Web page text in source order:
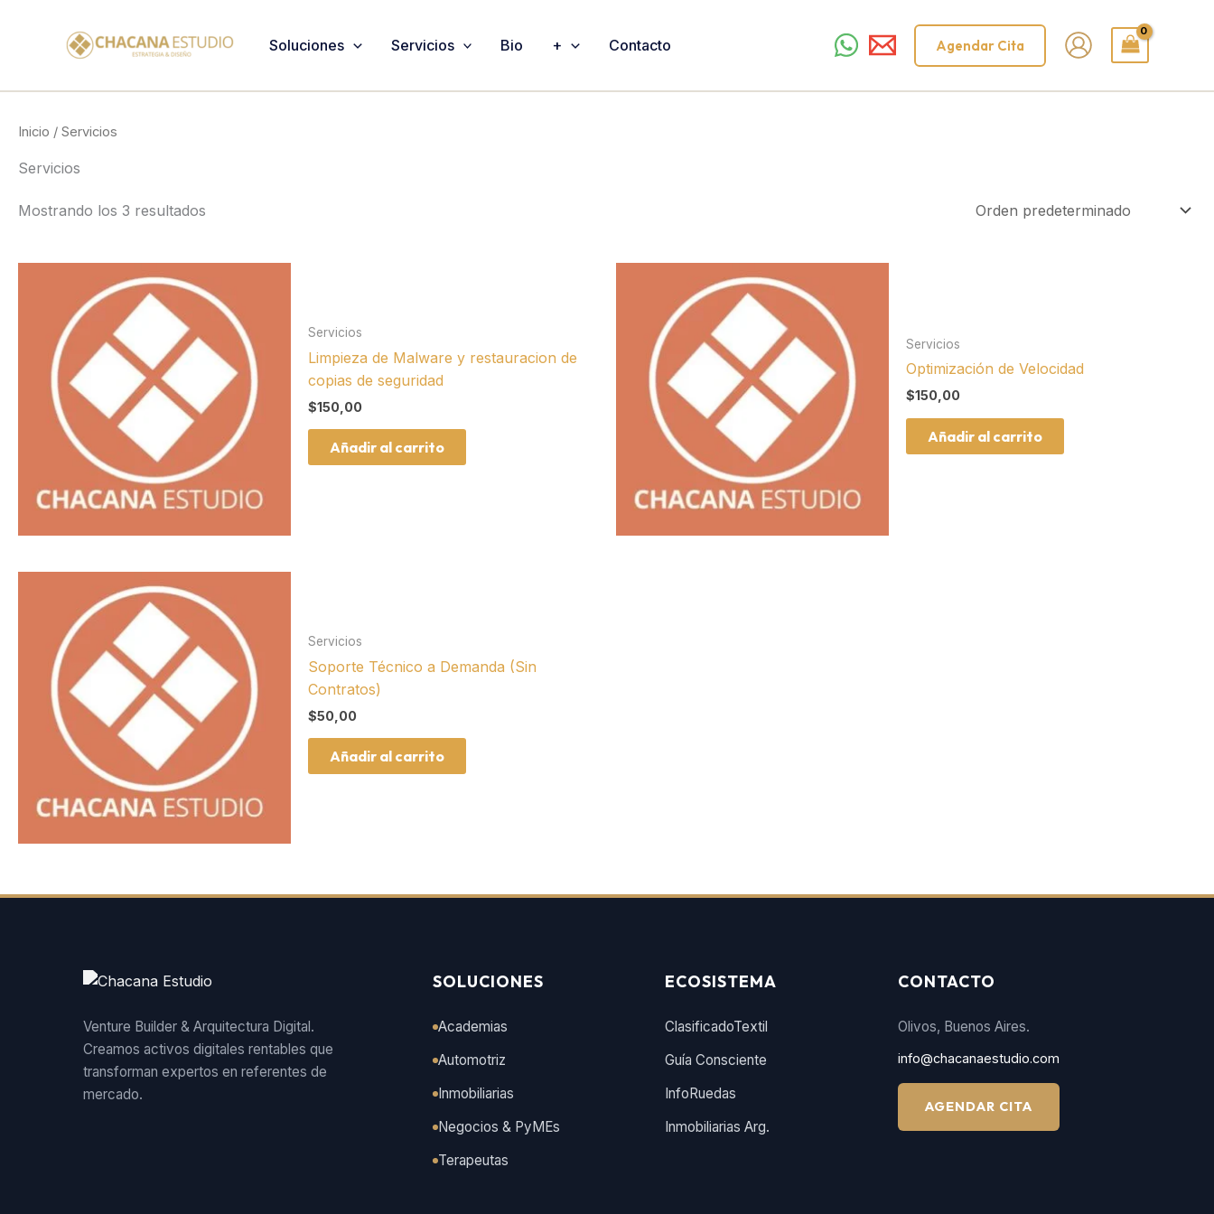
Soluciones Servicios Bio + Contacto Agendar Cita
Inicio / Servicios
Servicios
Mostrando los 3 resultados
Servicios
Limpieza de Malware y restauracion de
copias de seguridad
$150,00
Añadir al carrito
Servicios
Optimización de Velocidad
$150,00
Añadir al carrito
Servicios
Soporte Técnico a Demanda (Sin
Contratos)
$50,00
Añadir al carrito
Venture Builder & Arquitectura Digital.
Creamos activos digitales rentables que
transforman expertos en referentes de
mercado.
SOLUCIONES
Academias
Automotriz
Inmobiliarias
Negocios & PyMEs
Terapeutas
ECOSISTEMA
ClasificadoTextil
Guía Consciente
InfoRuedas
Inmobiliarias Arg.
CONTACTO
Olivos, Buenos Aires.
info@chacanaestudio.com
AGENDAR CITA